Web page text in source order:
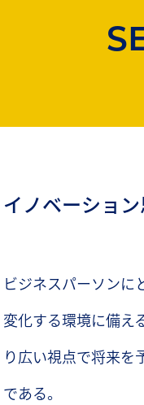
イノベーショ
ビジネスパーソンに
変化する環境に備え
り広い視点で将来を
である。